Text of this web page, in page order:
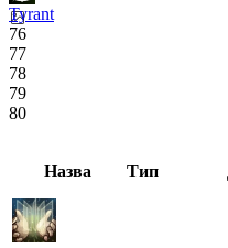
Tyrant
76
77
78
79
80
Назва Тип